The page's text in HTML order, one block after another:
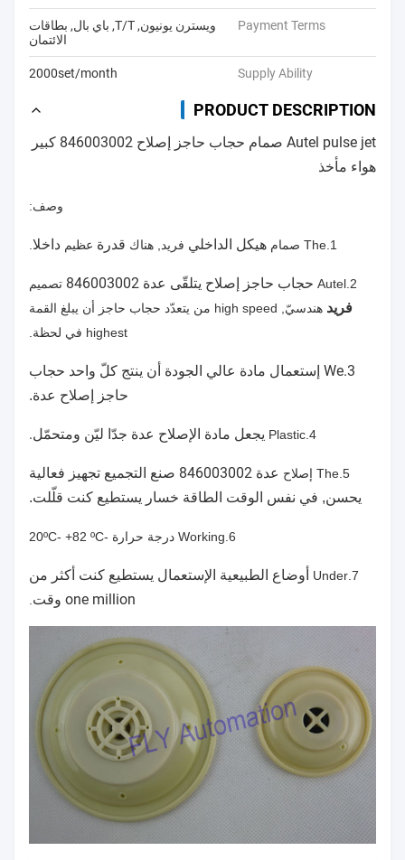
Payment Terms
ويسترن يونيون, T/T, باي بال, بطاقات
الائتمان
Supply Ability
2000set/month
PRODUCT DESCRIPTION
Autel pulse jet صمام حجاب حاجز إصلاح 846003002 كبير
هواء مأخذ
وصف:
1.The صمام هيكل الداخلي فريد, هناك قدرة عظيم داخلا
2.Autel حجاب حاجز إصلاح يتلقّى عدة 846003002 تصميم
فريد
هندسيّ, high speed من يتعدّد حجاب حاجز أن يبلغ القمة
highest في لحظة.
3.We
إستعمال مادة عالي الجودة أن ينتج كلّ واحد حجاب
حاجز إصلاح عدة.
4.Plastic يجعل مادة الإصلاح عدة جدّا ليّن ومتحمّل.
5.The إصلاح عدة 846003002 صنع
التجميع تجهيز فعالية
يحسن, في نفس الوقت الطاقة خسار يستطيع كنت قلّلت.
6.Working درجة حرارة -20ºC- +82 ºC
7.Under
أوضاع الطبيعية الإستعمال يستطيع كنت أكثر من
one million وقت